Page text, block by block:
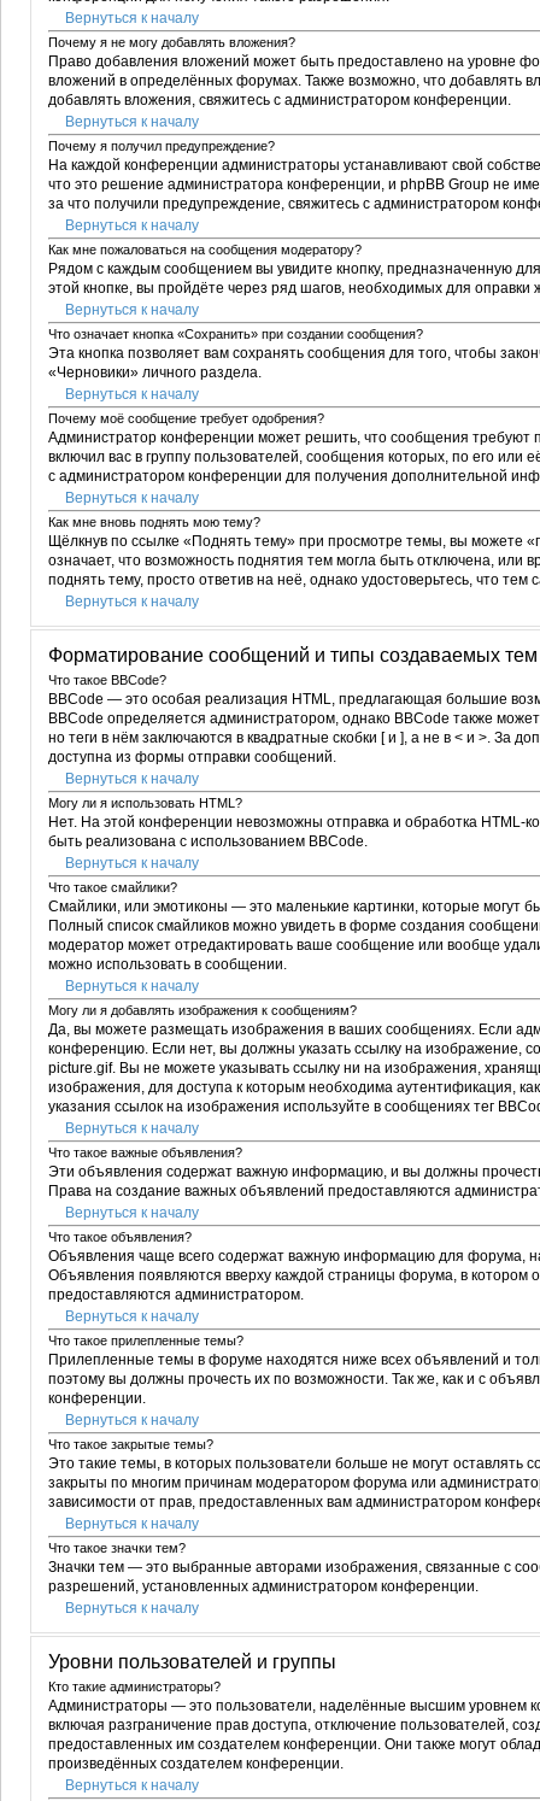
Вернуться к началу
Почему я не могу добавлять вложения?
Право добавления вложений может быть предоставлено на уровне
вложений в определённых форумах. Также возможно, что добавлять
добавлять вложения, свяжитесь с администратором конференции.
Вернуться к началу
Почему я получил предупреждение?
На каждой конференции администраторы устанавливают свой
что это решение администратора конференции, и phpBB Group не
за что получили предупреждение, свяжитесь с администратором
Вернуться к началу
Как мне пожаловаться на сообщения модератору?
Рядом с каждым сообщением вы увидите кнопку, предназначенную
этой кнопке, вы пройдёте через ряд шагов, необходимых для
Вернуться к началу
Что означает кнопка «Сохранить» при создании сообщения?
Эта кнопка позволяет вам сохранять сообщения для того, чтобы
«Черновики» личного раздела.
Вернуться к началу
Почему моё сообщение требует одобрения?
Администратор конференции может решить, что сообщения требуют
включил вас в группу пользователей, сообщения которых, по его
с администратором конференции для получения дополнительной
Вернуться к началу
Как мне вновь поднять мою тему?
Щёлкнув по ссылке «Поднять тему» при просмотре темы, вы можете
означает, что возможность поднятия тем могла быть отключена,
поднять тему, просто ответив на неё, однако удостоверьтесь, что
Вернуться к началу
Форматирование сообщений и типы создаваемых тем
Что такое BBCode?
BBCode — это особая реализация HTML, предлагающая большие
BBCode определяется администратором, однако BBCode также
но теги в нём заключаются в квадратные скобки [ и ], а не в < и >. За
доступна из формы отправки сообщений.
Вернуться к началу
Могу ли я использовать HTML?
Нет. На этой конференции невозможны отправка и обработка
быть реализована с использованием BBCode.
Вернуться к началу
Что такое смайлики?
Смайлики, или эмотиконы — это маленькие картинки, которые могут
Полный список смайликов можно увидеть в форме создания
модератор может отредактировать ваше сообщение или вообще
можно использовать в сообщении.
Вернуться к началу
Могу ли я добавлять изображения к сообщениям?
Да, вы можете размещать изображения в ваших сообщениях. Если
конференцию. Если нет, вы должны указать ссылку на изображение,
picture.gif. Вы не можете указывать ссылку ни на изображения,
изображения, для доступа к которым необходима аутентификация,
указания ссылок на изображения используйте в сообщениях тег
Вернуться к началу
Что такое важные объявления?
Эти объявления содержат важную информацию, и вы должны
Права на создание важных объявлений предоставляются
Вернуться к началу
Что такое объявления?
Объявления чаще всего содержат важную информацию для форума,
Объявления появляются вверху каждой страницы форума, в котором
предоставляются администратором.
Вернуться к началу
Что такое прилепленные темы?
Прилепленные темы в форуме находятся ниже всех объявлений и
поэтому вы должны прочесть их по возможности. Так же, как и с
конференции.
Вернуться к началу
Что такое закрытые темы?
Это такие темы, в которых пользователи больше не могут
закрыты по многим причинам модератором форума или
зависимости от прав, предоставленных вам администратором
Вернуться к началу
Что такое значки тем?
Значки тем — это выбранные авторами изображения, связанные с
разрешений, установленных администратором конференции.
Вернуться к началу
Уровни пользователей и группы
Кто такие администраторы?
Администраторы — это пользователи, наделённые высшим уровнем
включая разграничение прав доступа, отключение пользователей,
предоставленных им создателем конференции. Они также могут
произведённых создателем конференции.
Вернуться к началу